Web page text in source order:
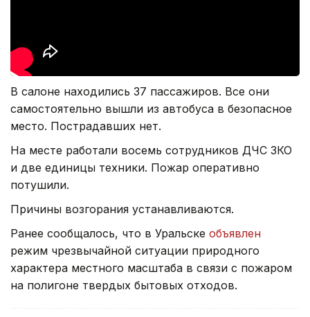
В салоне находились 37 пассажиров. Все они
самостоятельно вышли из автобуса в безопасное
место. Пострадавших нет.
На месте работали восемь сотрудников ДЧС ЗКО
и две единицы техники. Пожар оперативно
потушили.
Причины возгорания устанавливаются.
Ранее сообщалось, что в Уральске объявлен
режим чрезвычайной ситуации природного
характера местного масштаба в связи с пожаром
на полигоне твердых бытовых отходов.